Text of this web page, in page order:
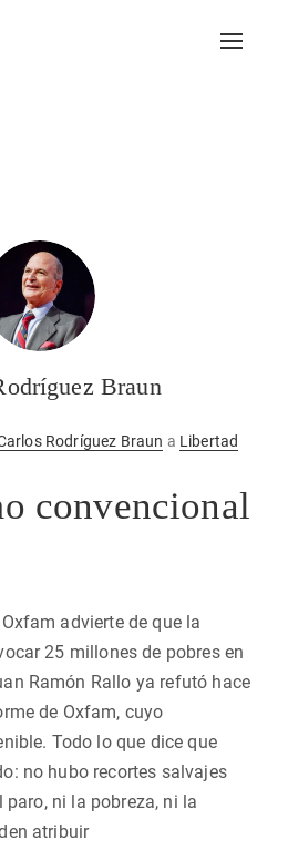
Braun
Rodríguez Braun a Libertad
convencional
advierte de que la
25 millones de pobres en
Ramón Rallo ya refutó hace
de Oxfam, cuyo
Todo lo que dice que
no hubo recortes salvajes
ni la pobreza, ni la
atribuir